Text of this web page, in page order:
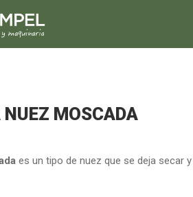
NUEZ MOSCADA
es un tipo de nuez que se deja secar